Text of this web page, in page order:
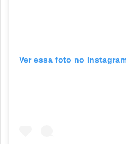
Ver essa foto no